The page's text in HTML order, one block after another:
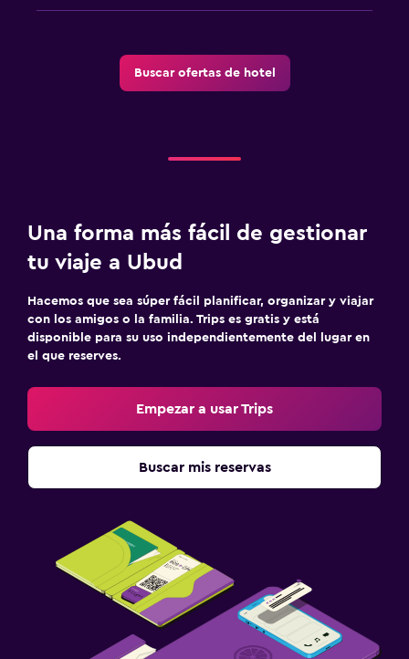
Buscar ofertas de hotel
Una forma más fácil de gestionar
tu viaje a Ubud
Hacemos que sea súper fácil planificar, organizar y viajar
con los amigos o la familia. Trips es gratis y está
disponible para su uso independientemente del lugar en
el que reserves.
Empezar a usar Trips
Buscar mis reservas